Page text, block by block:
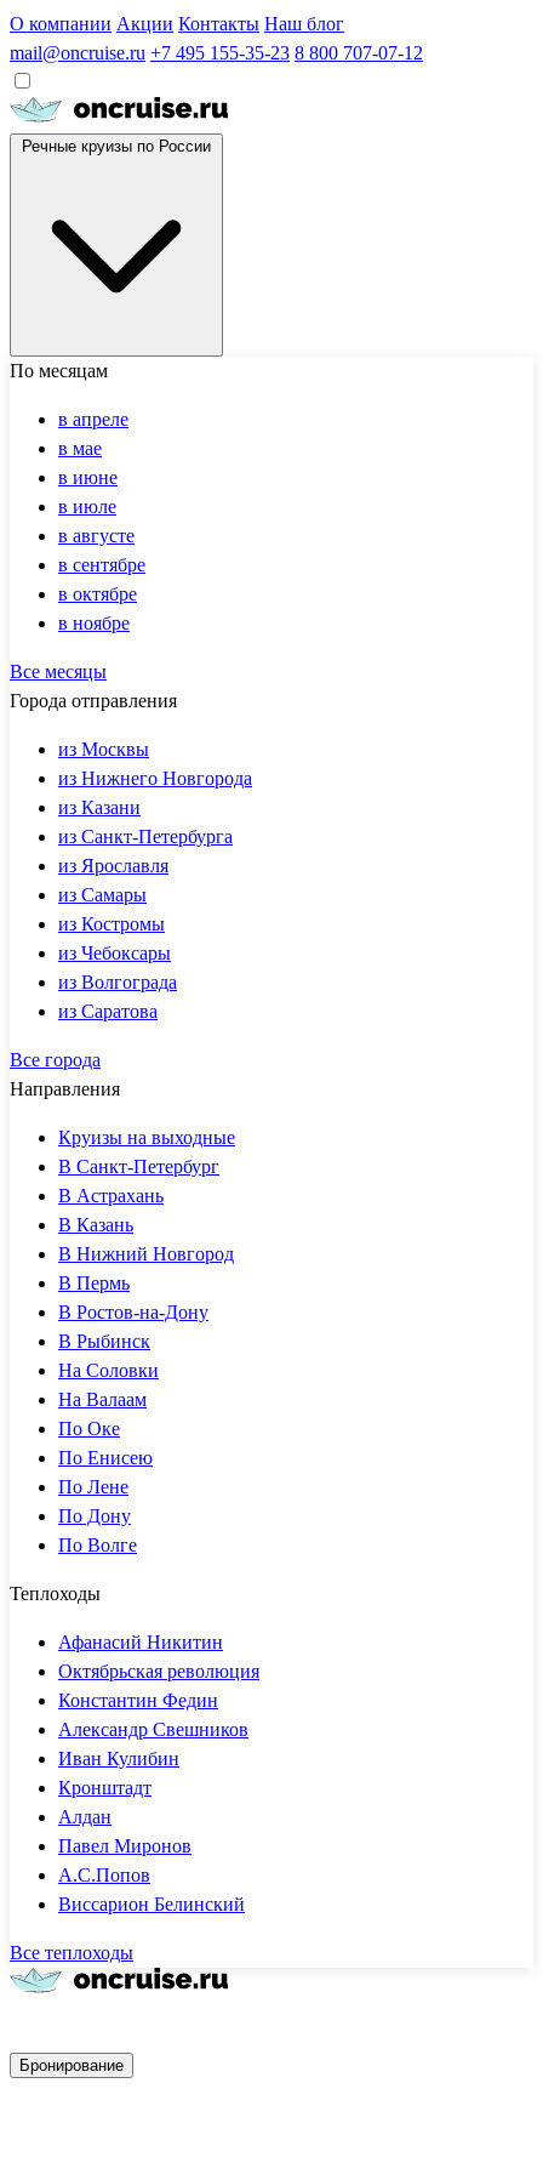
О компании Акции Контакты Наш блог
mail@oncruise.ru +7 495 155-35-23 8 800 707-07-12
По месяцам
в апреле
в мае
в июне
в июле
в августе
в сентябре
в октябре
в ноябре
Все месяцы
Города отправления
из Москвы
из Нижнего Новгорода
из Казани
из Санкт-Петербурга
из Ярославля
из Самары
из Костромы
из Чебоксары
из Волгограда
из Саратова
Все города
Направления
Круизы на выходные
В Санкт-Петербург
В Астрахань
В Казань
В Нижний Новгород
В Пермь
В Ростов-на-Дону
В Рыбинск
На Соловки
На Валаам
По Оке
По Енисею
По Лене
По Дону
По Волге
Теплоходы
Афанасий Никитин
Октябрьская революция
Константин Федин
Александр Свешников
Иван Кулибин
Кронштадт
Алдан
Павел Миронов
А.С.Попов
Виссарион Белинский
Все теплоходы
Бронирование